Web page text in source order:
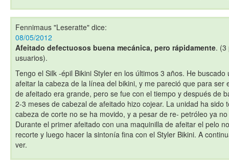
Fennimaus "Leseratte" dice:
08/05/2012
Afeitado defectuosos buena mecánica, pero rápidamente. (3
usuarios).
Tengo el Silk -épil Bikini Styler en los últimos 3 años. He
afeitar la cabeza de la línea del bikini, y me pareció que para ser
de afeitado era grande, pero se fue con el tiempo y después de
2-3 meses de cabezal de afeitado hizo cojear. La unidad ha sido
cabeza de corte no se ha movido, y a pesar de re- petróleo ya
Durante el primer afeitado con una maquinilla de afeitar el pelo
recorte y luego hacer la sintonía fina con el Styler Bikini. A
ver.